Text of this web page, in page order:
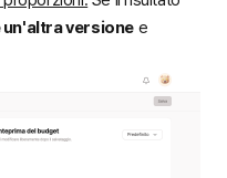
versione e